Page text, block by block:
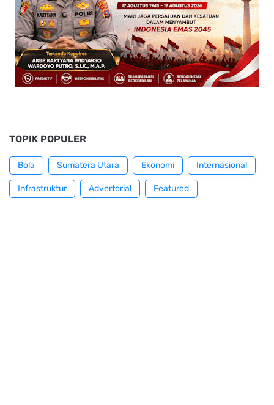
TOPIK POPULER
Bola Sumatera Utara Ekonomi Internasional
Infrastruktur Advertorial Featured